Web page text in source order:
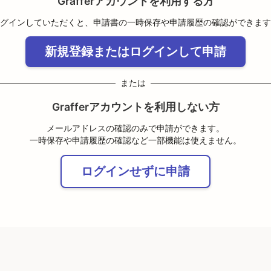
インしていただくと、申請書の一時保存や申請履歴の確認ができま
新規登録またはログインして申請
または
Grafferアカウントを利用しない方
メールアドレスの確認のみで申請ができます。
一時保存や申請履歴の確認など一部機能は使えません。
ログインせずに申請